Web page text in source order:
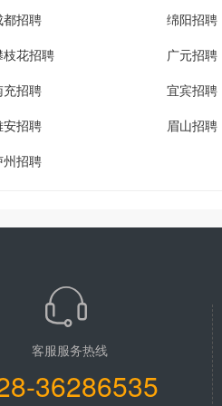
都招聘 绵阳招聘
枝花招聘
广元招聘
充招聘
宜宾招聘
安招聘
眉山招聘
州招聘
客服服务热线
36286535